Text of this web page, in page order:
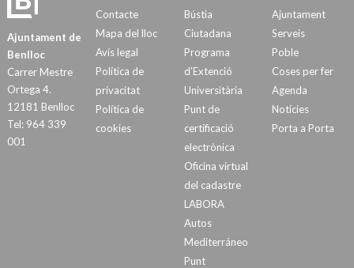
Ajuntament de
Benlloc
Carrer Mestre
Ortega 4.
12181 Benlloc
Tel: 964 339
001
Contacte
Mapa del lloc
Avís legal
Política de
privacitat
Política de
cookies
Bústia
Ciutadana
Programa
d’Extenció
Universitària
Punt de
certificació
electrònica
Oficina virtual
del cadastre
LABORA
Autos
Mediterráneo
Punt
Ajuntament
Serveis
Poble
Coses per fer
Agenda
Notícies
Porta a Porta